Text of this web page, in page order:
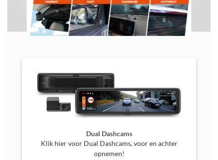
Dual Dashcams
Klik hier voor Dual Dashcams, voor en achter
opnemen!